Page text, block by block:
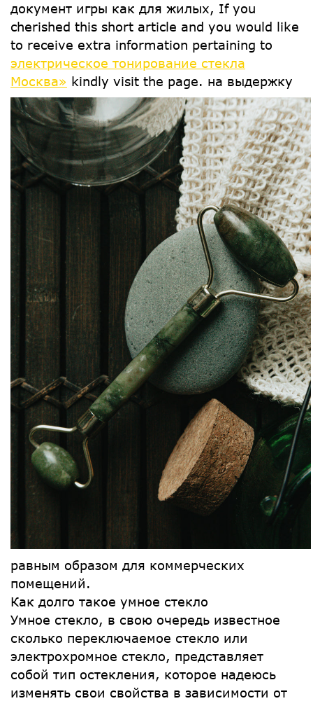
документ игры как для жилых, If you
cherished this short article and you would like
to receive extra information pertaining to
электрическое тонирование стекла
Москва» kindly visit the page. на выдержку
равным образом для коммерческих
помещений.
Как долго такое умное стекло
Умное стекло, в свою очередь известное
сколько переключаемое стекло или
электрохромное стекло, представляет
собой тип остекления, которое надеюсь
изменять свои свойства в зависимости от